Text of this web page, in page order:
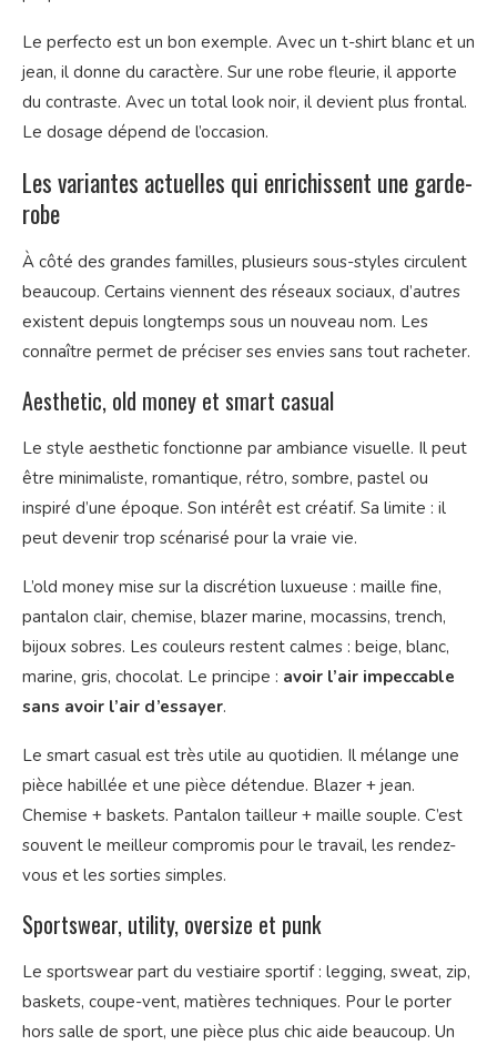
Le perfecto est un bon exemple. Avec un t-shirt blanc et un
jean, il donne du caractère. Sur une robe fleurie, il apporte
du contraste. Avec un total look noir, il devient plus frontal.
Le dosage dépend de l’occasion.
Les variantes actuelles qui enrichissent une garde-
robe
À côté des grandes familles, plusieurs sous-styles circulent
beaucoup. Certains viennent des réseaux sociaux, d’autres
existent depuis longtemps sous un nouveau nom. Les
connaître permet de préciser ses envies sans tout racheter.
Aesthetic, old money et smart casual
Le style aesthetic fonctionne par ambiance visuelle. Il peut
être minimaliste, romantique, rétro, sombre, pastel ou
inspiré d’une époque. Son intérêt est créatif. Sa limite : il
peut devenir trop scénarisé pour la vraie vie.
L’old money mise sur la discrétion luxueuse : maille fine,
pantalon clair, chemise, blazer marine, mocassins, trench,
bijoux sobres. Les couleurs restent calmes : beige, blanc,
marine, gris, chocolat. Le principe : avoir l’air impeccable
sans avoir l’air d’essayer.
Le smart casual est très utile au quotidien. Il mélange une
pièce habillée et une pièce détendue. Blazer + jean.
Chemise + baskets. Pantalon tailleur + maille souple. C’est
souvent le meilleur compromis pour le travail, les rendez-
vous et les sorties simples.
Sportswear, utility, oversize et punk
Le sportswear part du vestiaire sportif : legging, sweat, zip,
baskets, coupe-vent, matières techniques. Pour le porter
hors salle de sport, une pièce plus chic aide beaucoup. Un